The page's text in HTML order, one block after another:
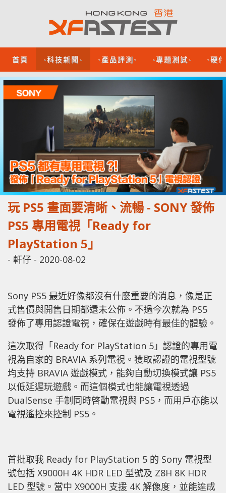
首頁 -科技新聞- -產品評測- -專題測試- -硬
玩 PS5 畫面要清晰、流暢 - SONY 發佈
PS5 專用電視「Ready for
PlayStation 5」
- 軒仔 - 2020-08-02
Sony PS5 最近好像都沒有什麼重要的消息，像是正
式售價與開售日期都還未公佈。不過今次就為 PS5
發佈了專用認證電視，確保在遊戲時有最佳的體驗。
這次取得「Ready for PlayStation 5」認證的專用電
視為自家的 BRAVIA 系列電視。獲取認證的電視型號
均支持 BRAVIA 遊戲模式，能夠自動切換模式讓 PS5
以低延遲玩遊戲。而這個模式也能讓電視透過
DualSense 手制同時啓動電視與 PS5，而用戶亦能以
電視遙控來控制 PS5。
首批取我 Ready for PlayStation 5 的 Sony 電視型
號包括 X9000H 4K HDR LED 型號及 Z8H 8K HDR
LED 型號。當中 X9000H 支援 4K 解像度，並能達成